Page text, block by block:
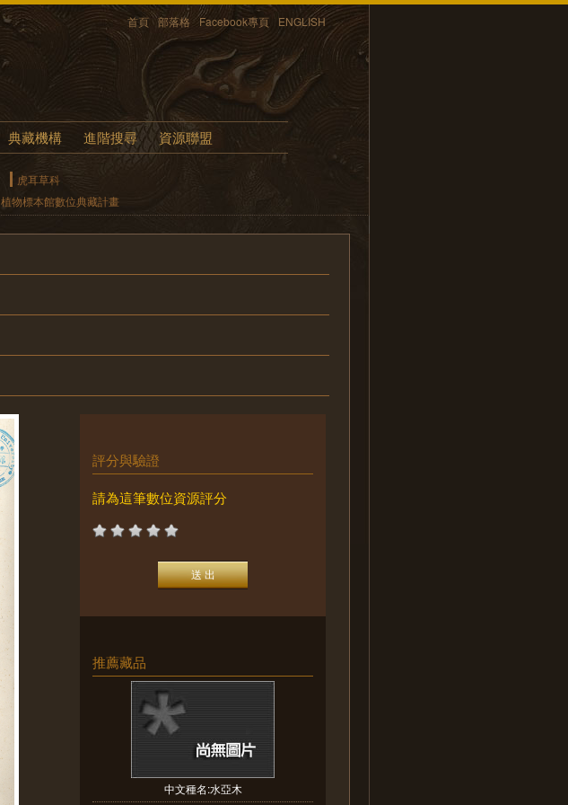
首頁 部落格 Facebook專頁 ENGLISH
典藏機構 進階搜尋 資源聯盟
虎耳草科
植物標本館數位典藏計畫
評分與驗證
請為這筆數位資源評分
推薦藏品
中文種名:水亞木